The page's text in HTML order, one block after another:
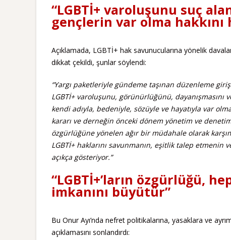
“LGBTİ+ varoluşunu suç
gençlerin var olma hakkını
Açıklamada, LGBTİ+ hak savunucularına yönelik
dikkat çekildi, şunlar söylendi:
“Yargı paketleriyle gündeme taşınan düzenleme
LGBTİ+ varoluşunu, görünürlüğünü,
kendi adıyla, bedeniyle, sözüyle ve hayatıyla var
kararı ve derneğin önceki dönem yönetim ve
özgürlüğüne yönelen ağır bir müdahale olarak
LGBTİ+ haklarını savunmanın, eşitlik talep etmenin
açıkça gösteriyor.”
“LGBTİ+’ların özgürlüğü,
imkanını büyütür”
Bu Onur Ayı’nda nefret politikalarına, yasaklara ve
açıklamasını sonlandırdı: